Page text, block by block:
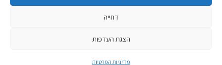
דחייה
הצגת העדפות
מדיניות הפרטיות